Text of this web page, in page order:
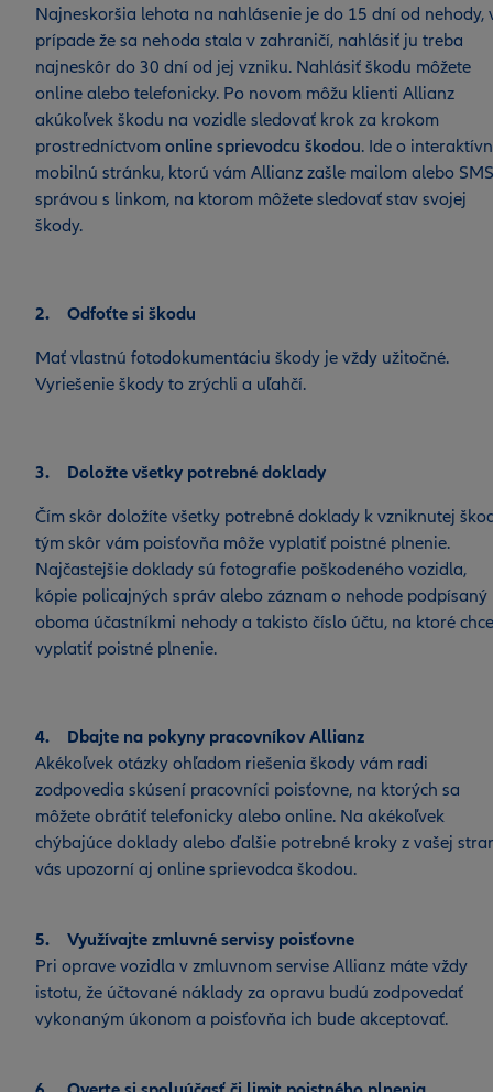
Najneskoršia lehota na nahlásenie je do 15 dní od nehody,
prípade že sa nehoda stala v zahraničí, nahlásiť ju treba
najneskôr do 30 dní od jej vzniku. Nahlásiť škodu môžete
online alebo telefonicky. Po novom môžu klienti Allianz
akúkoľvek škodu na vozidle sledovať krok za krokom
prostredníctvom online sprievodcu škodou. Ide o
mobilnú stránku, ktorú vám Allianz zašle mailom alebo SMS
správou s linkom, na ktorom môžete sledovať stav svojej
škody.
2. Odfoťte si škodu
Mať vlastnú fotodokumentáciu škody je vždy užitočné.
Vyriešenie škody to zrýchli a uľahčí.
3. Doložte všetky potrebné doklady
Čím skôr doložíte všetky potrebné doklady k vzniknutej
tým skôr vám poisťovňa môže vyplatiť poistné plnenie.
Najčastejšie doklady sú fotografie poškodeného vozidla,
kópie policajných správ alebo záznam o nehode podpísaný
oboma účastníkmi nehody a takisto číslo účtu, na ktoré
vyplatiť poistné plnenie.
4. Dbajte na pokyny pracovníkov Allianz
Akékoľvek otázky ohľadom riešenia škody vám radi
zodpovedia skúsení pracovníci poisťovne, na ktorých sa
môžete obrátiť telefonicky alebo online. Na akékoľvek
chýbajúce doklady alebo ďalšie potrebné kroky z vašej
vás upozorní aj online sprievodca škodou.
5. Využívajte zmluvné servisy poisťovne
Pri oprave vozidla v zmluvnom servise Allianz máte vždy
istotu, že účtované náklady za opravu budú zodpovedať
vykonaným úkonom a poisťovňa ich bude akceptovať.